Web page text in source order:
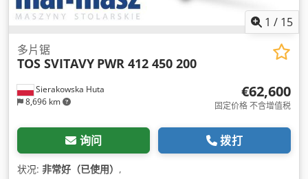
1 / 15
Sierakowska Huta
8,696 km
多片锯
TOS SVITAVY PWR 412 450 200
€62,600
固定价格 不含增值税
询问 拨打
状况: 非常好（已使用） ,